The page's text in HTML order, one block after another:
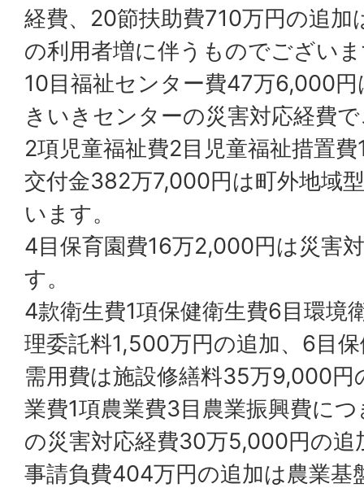
経費、20節扶助費710万円の追加
の利用者増に伴うものでござい
10目福祉センター費47万6,000
きいきセンターの災害対応経費
2項児童福祉費2目児童福祉措置
交付金382万7,000円は町外地域
います。
4目保育園費16万2,000円は災害
す。
4款衛生費1項保健衛生費6目環境
理委託料1,500万円の追加、6目
需用費は施設修繕料35万9,000円
業費1項農業費3目農業振興費に
の災害対応経費30万5,000円の追
事請負費404万円の追加は農業基